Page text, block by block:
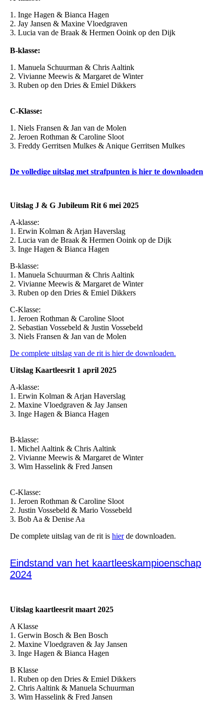
1. Inge Hagen & Bianca Hagen
2. Jay Jansen & Maxine Vloedgraven
3. Lucia van de Braak & Hermen Ooink op den Dijk
B-klasse:
1. Manuela Schuurman & Chris Aaltink
2. Vivianne Meewis & Margaret de Winter
3. Ruben op den Dries & Emiel Dikkers
C-Klasse:
1. Niels Fransen & Jan van de Molen
2. Jeroen Rothman & Caroline Sloot
3. Freddy Gerritsen Mulkes & Anique Gerritsen Mulkes
De volledige uitslag met strafpunten is hier te downloaden
Uitslag J & G Jubileum Rit 6 mei 2025
A-klasse:
1. Erwin Kolman & Arjan Haverslag
2. Lucia van de Braak & Hermen Ooink op de Dijk
3. Inge Hagen & Bianca Hagen
B-klasse:
1. Manuela Schuurman & Chris Aaltink
2. Vivianne Meewis & Margaret de Winter
3. Ruben op den Dries & Emiel Dikkers
C-Klasse:
1. Jeroen Rothman & Caroline Sloot
2. Sebastian Vossebeld & Justin Vossebeld
3. Niels Fransen & Jan van de Molen
De complete uitslag van de rit is hier de downloaden.
Uitslag Kaartleesrit 1 april 2025
A-klasse:
1. Erwin Kolman & Arjan Haverslag
2. Maxine Vloedgraven & Jay Jansen
3. Inge Hagen & Bianca Hagen
B-klasse:
1. Michel Aaltink & Chris Aaltink
2. Vivianne Meewis & Margaret de Winter
3. Wim Hasselink & Fred Jansen
C-Klasse:
1. Jeroen Rothman & Caroline Sloot
2. Justin Vossebeld & Mario Vossebeld
3. Bob Aa & Denise Aa
De complete uitslag van de rit is hierde downloaden.
Eindstand van het kaartleeskampioenschap
2024
Uitslag kaartleesrit maart 2025
A Klasse
1. Gerwin Bosch & Ben Bosch
2. Maxine Vloedgraven & Jay Jansen
3. Inge Hagen & Bianca Hagen
B Klasse
1. Ruben op den Dries & Emiel Dikkers
2. Chris Aaltink & Manuela Schuurman
3. Wim Hasselink & Fred Jansen